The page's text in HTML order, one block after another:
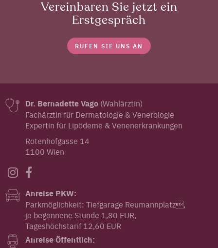
Vereinbaren Sie jetzt ein
Erstgespräch
RUFEN SIE UNS AN
Dr. Bernadette Vago (Wahlärztin)
Fachärztin für Dermatologie & Venerologie
Expertin für Lipödeme & Venenerkrankungen
Rotenhofgasse 14
1100 Wien
Anreise PKW:
Parkmöglichkeit: Tiefgarage Reumannplatz,
je begonnene Stunde 1,80 EUR,
Tageshöchstarif 12,60 EUR
Anreise Öffentlich: